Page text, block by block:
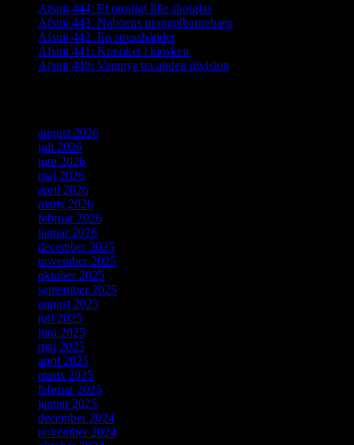
Afsnit 444: Et utroligt lille shotglas
Afsnit 443: Naboens mongolbarnebarn
Afsnit 442: En stresshånder
Afsnit 441: Krænket i kiosken
Afsnit 440: Vampyr fra anden division
august 2026
juli 2026
juni 2026
maj 2026
april 2026
marts 2026
februar 2026
januar 2026
december 2025
november 2025
oktober 2025
september 2025
august 2025
juli 2025
juni 2025
maj 2025
april 2025
marts 2025
februar 2025
januar 2025
december 2024
november 2024